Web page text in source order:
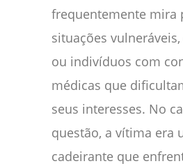
frequentemente mira
situações
ou indivíduos com
médicas que
seus interesses. No
questão, a vítima era
cadeirante que